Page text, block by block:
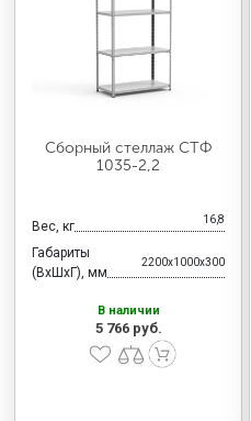
Сборный стеллаж СТФ
1035-2,2
Вес, кг 16,8
Габариты
(ВхШхГ), мм
2200x1000x300
В наличии
5 766 руб.